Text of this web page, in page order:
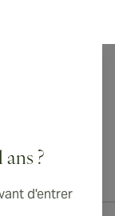
?
d'entrer
le Royaume-Uni